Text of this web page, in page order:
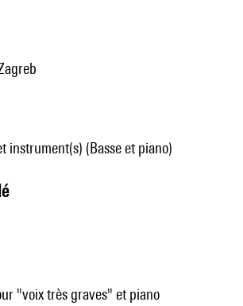
instrument(s) (Basse et piano)
"voix très graves" et piano